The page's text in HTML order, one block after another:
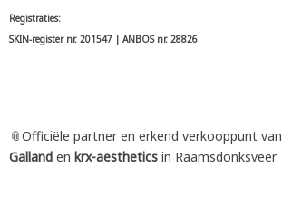
Registraties:
SKIN-register nr. 201547 | ANBOS nr. 28826
📎Officiële partner en erkend verkooppunt van
Galland en krx-aesthetics in Raamsdonksveer